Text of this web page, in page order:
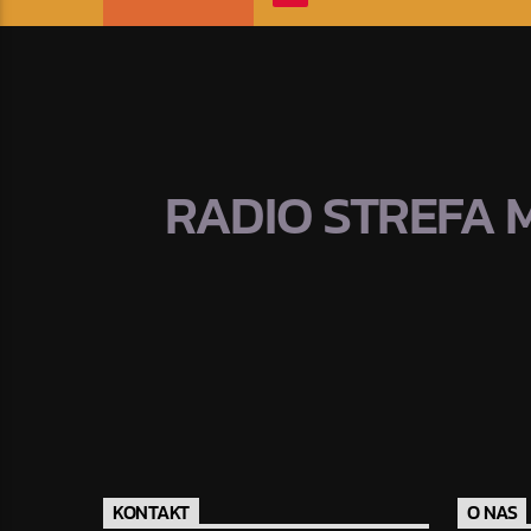
RADIO STREFA
KONTAKT O NAS